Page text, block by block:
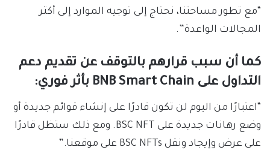
“مع تطور مساحتنا، نحتاج إلى توجيه الموارد إلى أكثر
المجالات الواعدة”.
كما أن سبب قرارهم بالتوقف عن تقديم دعم
التداول على BNB Smart Chain بأثر فوري:
“اعتبارًا من اليوم لن تكون قادرًا على إنشاء قوائم جديدة أو
وضع رهانات جديدة على BSC NFT. ومع ذلك ستظل قادرًا
على عرض وإيجاد ونقل BSC NFTs على موقعنا.”